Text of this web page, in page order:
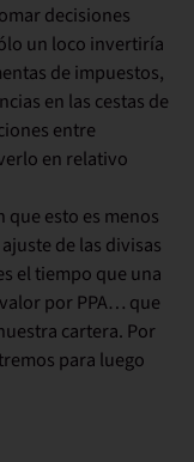
decisiones
un loco invertiría
de impuestos,
en las cestas de
entre
en relativo
esto es menos
de las divisas
el tiempo que una
por PPA… que
cartera. Por
para luego